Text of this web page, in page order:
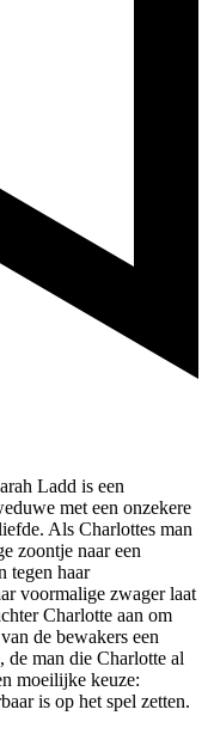
Ladd is een
met een onzekere
Als Charlottes man
zoontje naar een
tegen haar
voormalige zwager laat
Charlotte aan om
de bewakers een
de man die Charlotte al
moeilijke keuze:
is op het spel zetten.